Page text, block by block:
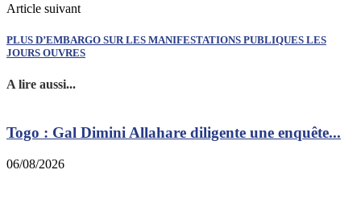
Article suivant
PLUS D’EMBARGO SUR LES MANIFESTATIONS PUBLIQUES LES
JOURS OUVRES
A lire aussi...
Togo : Gal Dimini Allahare diligente une enquête...
06/08/2026